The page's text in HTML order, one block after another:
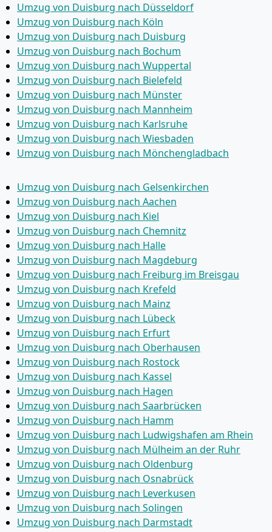
Umzug von Duisburg nach Düsseldorf
Umzug von Duisburg nach Köln
Umzug von Duisburg nach Duisburg
Umzug von Duisburg nach Bochum
Umzug von Duisburg nach Wuppertal
Umzug von Duisburg nach Bielefeld
Umzug von Duisburg nach Münster
Umzug von Duisburg nach Mannheim
Umzug von Duisburg nach Karlsruhe
Umzug von Duisburg nach Wiesbaden
Umzug von Duisburg nach Mönchen­gladbach
Umzug von Duisburg nach Gelsenkirchen
Umzug von Duisburg nach Aachen
Umzug von Duisburg nach Kiel
Umzug von Duisburg nach Chemnitz
Umzug von Duisburg nach Halle
Umzug von Duisburg nach Magdeburg
Umzug von Duisburg nach Freiburg im Breisgau
Umzug von Duisburg nach Krefeld
Umzug von Duisburg nach Mainz
Umzug von Duisburg nach Lübeck
Umzug von Duisburg nach Erfurt
Umzug von Duisburg nach Oberhausen
Umzug von Duisburg nach Rostock
Umzug von Duisburg nach Kassel
Umzug von Duisburg nach Hagen
Umzug von Duisburg nach Saarbrücken
Umzug von Duisburg nach Hamm
Umzug von Duisburg nach Ludwigshafen am Rhein
Umzug von Duisburg nach Mülheim an der Ruhr
Umzug von Duisburg nach Oldenburg
Umzug von Duisburg nach Osnabrück
Umzug von Duisburg nach Leverkusen
Umzug von Duisburg nach Solingen
Umzug von Duisburg nach Darmstadt